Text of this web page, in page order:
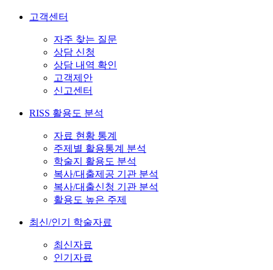
고객센터
자주 찾는 질문
상담 신청
상담 내역 확인
고객제안
신고센터
RISS 활용도 분석
자료 현황 통계
주제별 활용통계 분석
학술지 활용도 분석
복사/대출제공 기관 분석
복사/대출신청 기관 분석
활용도 높은 주제
최신/인기 학술자료
최신자료
인기자료